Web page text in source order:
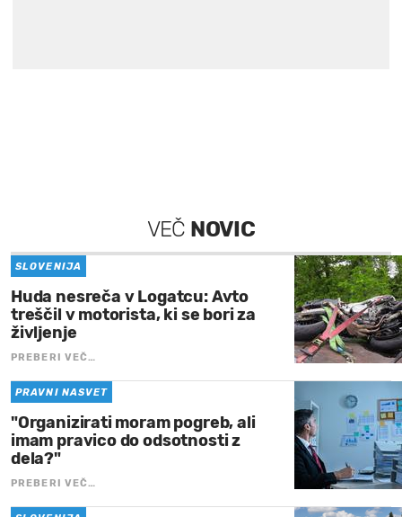
VEČ NOVIC
SLOVENIJA
Huda nesreča v Logatcu: Avto
treščil v motorista, ki se bori za
življenje
PREBERI VEČ…
PRAVNI NASVET
"Organizirati moram pogreb, ali
imam pravico do odsotnosti z
dela?"
PREBERI VEČ…